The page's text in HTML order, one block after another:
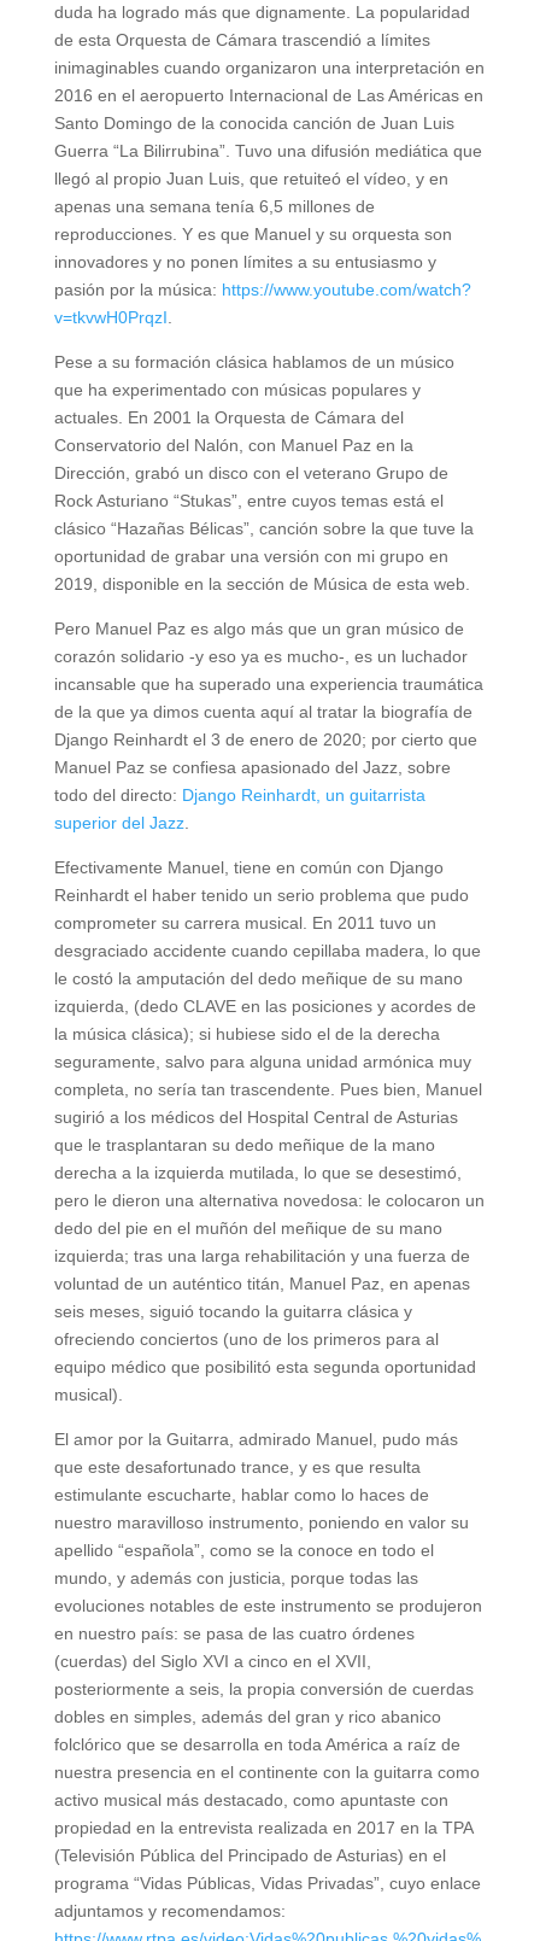
duda ha logrado más que dignamente. La popularidad
de esta Orquesta de Cámara trascendió a límites
inimaginables cuando organizaron una interpretación en
2016 en el aeropuerto Internacional de Las Américas en
Santo Domingo de la conocida canción de Juan Luis
Guerra “La Bilirrubina”. Tuvo una difusión mediática que
llegó al propio Juan Luis, que retuiteó el vídeo, y en
apenas una semana tenía 6,5 millones de
reproducciones. Y es que Manuel y su orquesta son
innovadores y no ponen límites a su entusiasmo y
pasión por la música: https://www.youtube.com/watch?
v=tkvwH0PrqzI
Pese a su formación clásica hablamos de un músico
que ha experimentado con músicas populares y
actuales. En 2001 la Orquesta de Cámara del
Conservatorio del Nalón, con Manuel Paz en la
Dirección, grabó un disco con el veterano Grupo de
Rock Asturiano “Stukas”, entre cuyos temas está el
clásico “Hazañas Bélicas”, canción sobre la que tuve la
oportunidad de grabar una versión con mi grupo en
2019, disponible en la sección de Música de esta web.
Pero Manuel Paz es algo más que un gran músico de
corazón solidario -y eso ya es mucho-, es un luchador
incansable que ha superado una experiencia traumática
de la que ya dimos cuenta aquí al tratar la biografía de
Django Reinhardt el 3 de enero de 2020; por cierto que
Manuel Paz se confiesa apasionado del Jazz, sobre
todo del directo: Django Reinhardt, un guitarrista
superior del Jazz.
Efectivamente Manuel, tiene en común con Django
Reinhardt el haber tenido un serio problema que pudo
comprometer su carrera musical. En 2011 tuvo un
desgraciado accidente cuando cepillaba madera, lo que
le costó la amputación del dedo meñique de su mano
izquierda, (dedo CLAVE en las posiciones y acordes de
la música clásica); si hubiese sido el de la derecha
seguramente, salvo para alguna unidad armónica muy
completa, no sería tan trascendente. Pues bien, Manuel
sugirió a los médicos del Hospital Central de Asturias
que le trasplantaran su dedo meñique de la mano
derecha a la izquierda mutilada, lo que se desestimó,
pero le dieron una alternativa novedosa: le colocaron un
dedo del pie en el muñón del meñique de su mano
izquierda; tras una larga rehabilitación y una fuerza de
voluntad de un auténtico titán, Manuel Paz, en apenas
seis meses, siguió tocando la guitarra clásica y
ofreciendo conciertos (uno de los primeros para al
equipo médico que posibilitó esta segunda oportunidad
musical).
El amor por la Guitarra, admirado Manuel, pudo más
que este desafortunado trance, y es que resulta
estimulante escucharte, hablar como lo haces de
nuestro maravilloso instrumento, poniendo en valor su
apellido “española”, como se la conoce en todo el
mundo, y además con justicia, porque todas las
evoluciones notables de este instrumento se produjeron
en nuestro país: se pasa de las cuatro órdenes
(cuerdas) del Siglo XVI a cinco en el XVII,
posteriormente a seis, la propia conversión de cuerdas
dobles en simples, además del gran y rico abanico
folclórico que se desarrolla en toda América a raíz de
nuestra presencia en el continente con la guitarra como
activo musical más destacado, como apuntaste con
propiedad en la entrevista realizada en 2017 en la TPA
(Televisión Pública del Principado de Asturias) en el
programa “Vidas Públicas, Vidas Privadas”, cuyo enlace
adjuntamos y recomendamos: